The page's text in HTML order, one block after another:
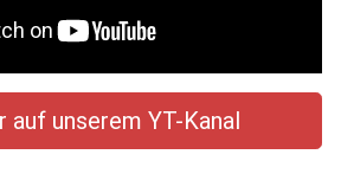
auf unserem YT-Kanal